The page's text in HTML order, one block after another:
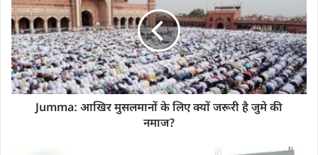
Jumma: आखिर मुसलमानों के लिए क्‍यों जरूरी है जुमे की
नमाज?